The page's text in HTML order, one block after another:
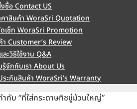
ซื้อ Contact US
คาสินค้า WoraSri Quotation
ดเซ็ท WoraSri Promotion
า Customer’s Review
ะวิธีใช้งาน Q&A
รู้จักกับเรา About Us
ระกันสินค้า WoraSri’s Warranty
กับ “ที่ใส่กระดาษทิชชู่ม้วนใหญ่”